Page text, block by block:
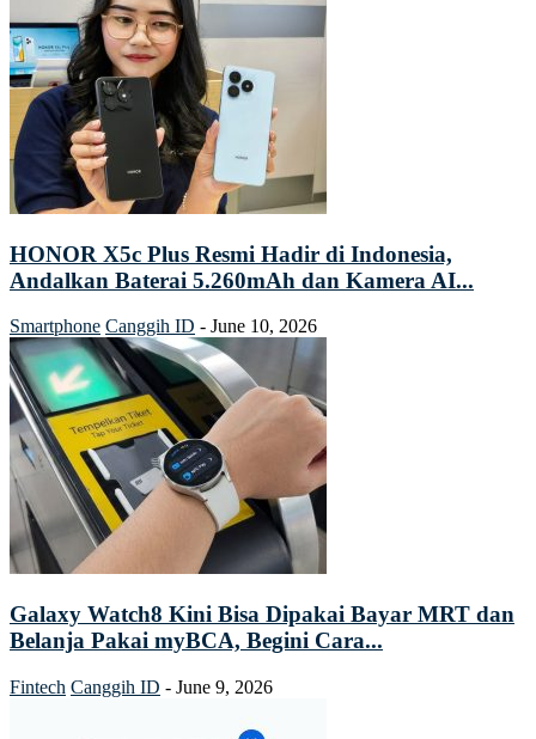
HONOR X5c Plus Resmi Hadir di Indonesia,
Andalkan Baterai 5.260mAh dan Kamera AI...
Smartphone Canggih ID - June 10, 2026
Galaxy Watch8 Kini Bisa Dipakai Bayar MRT dan
Belanja Pakai myBCA, Begini Cara...
Fintech Canggih ID - June 9, 2026